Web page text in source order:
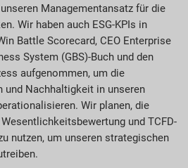
Managementansatz für die
Wir haben auch ESG-KPIs in
Battle Scorecard, CEO Enterprise
System (GBS)-Buch und den
aufgenommen, um die
und Nachhaltigkeit in unseren
Wir planen, die
und TCFD-
nutzen, um unseren strategischen